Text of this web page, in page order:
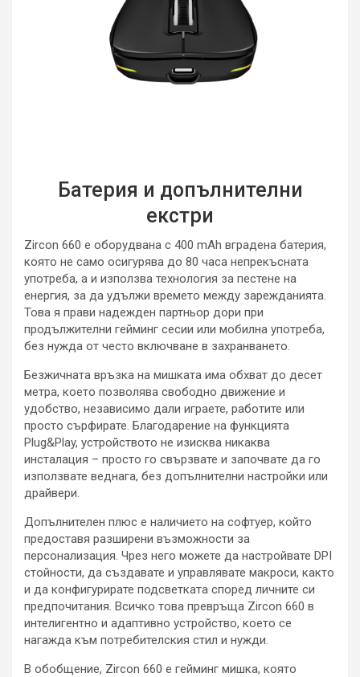
Батерия и допълнителни
екстри
Zircon 660 е оборудвана с 400 mAh вградена батерия,
която не само осигурява до 80 часа непрекъсната
употреба, а и използва технология за пестене на
енергия, за да удължи времето между зарежданията.
Това я прави надежден партньор дори при
продължителни гейминг сесии или мобилна употреба,
без нужда от често включване в захранването.
Безжичната връзка на мишката има обхват до десет
метра, което позволява свободно движение и
удобство, независимо дали играете, работите или
просто сърфирате. Благодарение на функцията
Plug&Play, устройството не изисква никаква
инсталация – просто го свързвате и започвате да го
използвате веднага, без допълнителни настройки или
драйвери.
Допълнителен плюс е наличието на софтуер, който
предоставя разширени възможности за
персонализация. Чрез него можете да настройвате DPI
стойности, да създавате и управлявате макроси, както
и да конфигурирате подсветката според личните си
предпочитания. Всичко това превръща Zircon 660 в
интелигентно и адаптивно устройство, което се
нагажда към потребителския стил и нужди.
В обобщение, Zircon 660 е гейминг мишка, която